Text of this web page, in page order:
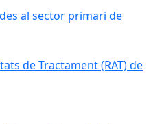
al sector primari de
de Tractament (RAT) de